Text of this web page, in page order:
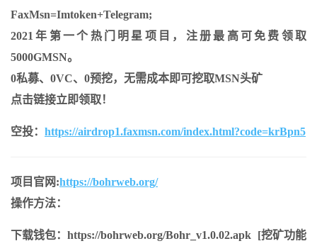
FaxMsn=Imtoken+Telegram;
2021年第一个热门明星项目，注册最高可免费领取
5000GMSN。
0私募、0VC、0预挖，无需成本即可挖取MSN头矿
点击链接立即领取！
空投： https://airdrop1.faxmsn.com/index.html?code=krBpn5
项目官网:https://bohrweb.org/
操作方法：
下载钱包：https://bohrweb.org/Bohr_v1.0.02.apk [挖矿功能